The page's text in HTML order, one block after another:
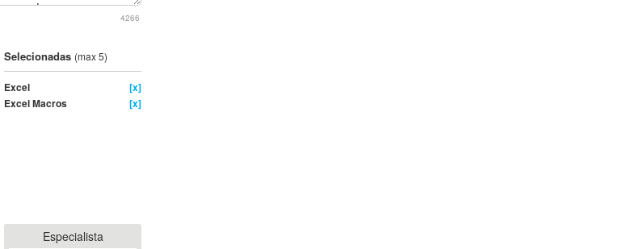
4266
Selecionadas (max 5)
Excel
[x]
Excel Macros
[x]
Especialista